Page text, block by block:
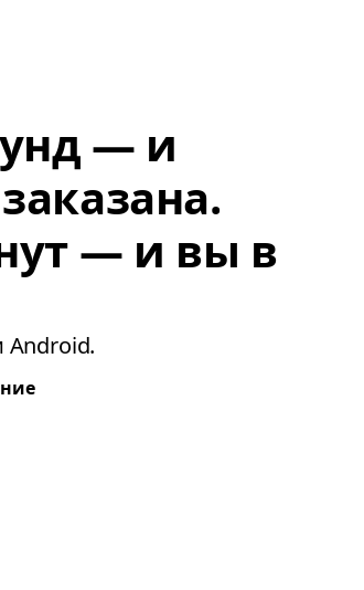
— и
— и вы в
Android.